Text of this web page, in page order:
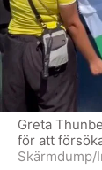
Greta
för att
Skärmdump/